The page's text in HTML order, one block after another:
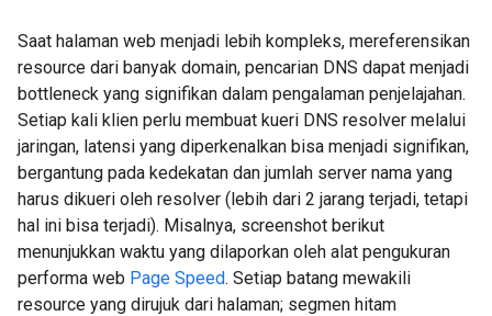
Saat halaman web menjadi lebih kompleks, mereferensikan
resource dari banyak domain, pencarian DNS dapat menjadi
bottleneck yang signifikan dalam pengalaman penjelajahan.
Setiap kali klien perlu membuat kueri DNS resolver melalui
jaringan, latensi yang diperkenalkan bisa menjadi signifikan,
bergantung pada kedekatan dan jumlah server nama yang
harus dikueri oleh resolver (lebih dari 2 jarang terjadi, tetapi
hal ini bisa terjadi). Misalnya, screenshot berikut
menunjukkan waktu yang dilaporkan oleh alat pengukuran
performa web Page Speed. Setiap batang mewakili
resource yang dirujuk dari halaman; segmen hitam